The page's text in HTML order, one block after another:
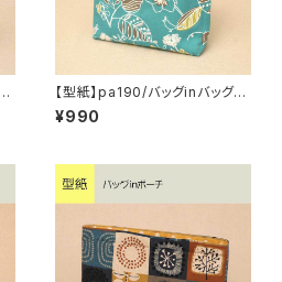
【型紙】pa190/バッグinバッグ
【5】
¥990